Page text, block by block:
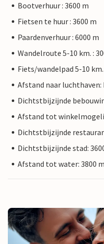
Bootverhuur : 3600 m
Fietsen te huur : 3600 m
Paardenverhuur : 6000 m
Wandelroute 5-10 km. :
Fiets/wandelpad 5-10 km.
Afstand naar luchthaven:
Dichtstbijzijnde
Afstand tot
Dichtstbijzijnde
Dichtstbijzijnde stad:
Afstand tot water: 3800